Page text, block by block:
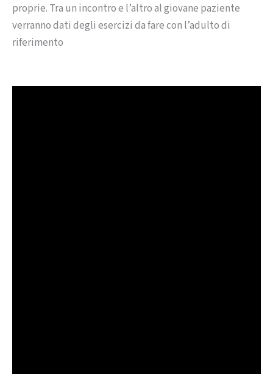
proprie. Tra un incontro e l’altro al giovane paziente
verranno dati degli esercizi da fare con l’adulto di
riferimento